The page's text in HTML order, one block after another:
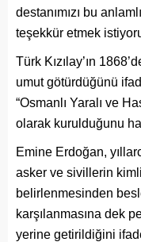
destanımızı bu
teşekkür etmek
Türk Kızılay’ın
umut götürdüğünü
“Osmanlı Yaralı ve
olarak kurulduğunu
Emine Erdoğan,
asker ve sivillerin
belirlenmesinden
karşılanmasına dek
yerine getirildiğini